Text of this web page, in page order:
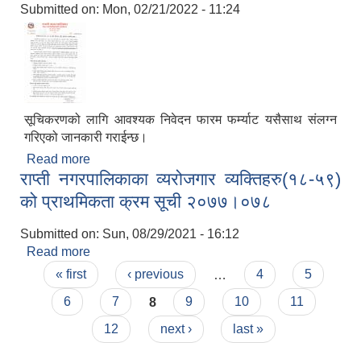
Submitted on: Mon, 02/21/2022 - 11:24
सूचिकरणको लागि आवश्यक निवेदन फारम फर्म्याट यसैसाथ संलग्न
गरिएको जानकारी गराईन्छ।
Read more
हुनेबारे सूचना!
राप्ती नगरपालिकाका व्यरोजगार व्यक्तिहरु(१८-५९)
को प्राथमिकता क्रम सूची २०७७।०७८
Submitted on: Sun, 08/29/2021 - 16:12
Read more
को प्राथमिकता क्रम सूची २०७७।०७८
Pages
« first ‹ previous 4
5
6
7 8 9 10
11
12
next › last »